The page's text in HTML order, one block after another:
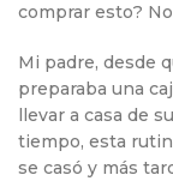
comprar esto?
Mi padre, desde
preparaba una
llevar a casa de
tiempo, esta
se casó y más